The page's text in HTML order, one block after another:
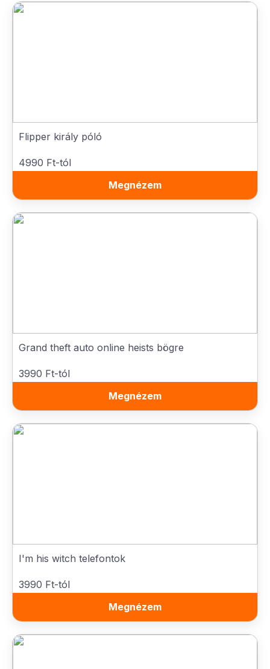
Flipper király póló
4990 Ft-tól
Megnézem
Grand theft auto online heists bögre
3990 Ft-tól
Megnézem
I'm his witch telefontok
3990 Ft-tól
Megnézem